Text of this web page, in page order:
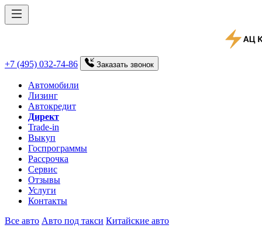
+7 (495) 032-74-86 Заказать звонок
Автомобили
Лизинг
Автокредит
Директ
Trade-in
Выкуп
Госпрограммы
Рассрочка
Сервис
Отзывы
Услуги
Контакты
Все авто Авто под такси Китайские авто